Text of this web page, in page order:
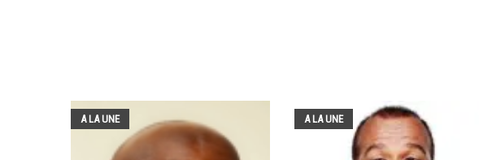
A LA UNE A LA UNE